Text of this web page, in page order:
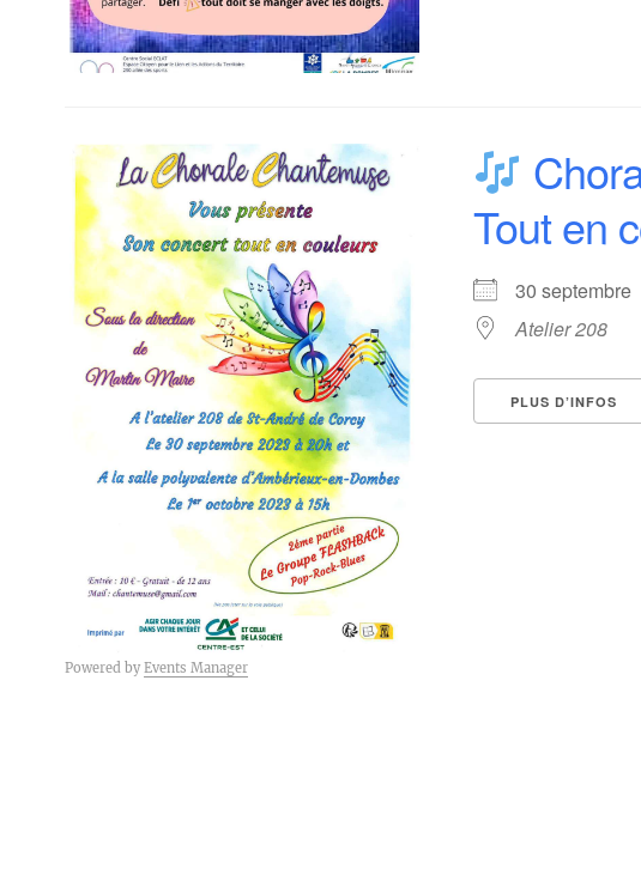
Tout en
30 septembre
Atelier 208
PLUS D’INFOS
Powered by Events Manager